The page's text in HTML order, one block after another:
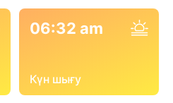
06:32 am
Күн шығу